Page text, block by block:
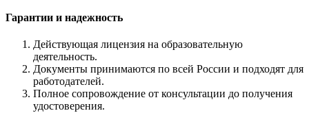
Гарантии и надежность
Действующая лицензия на образовательную
деятельность.
Документы принимаются по всей России и подходят для
работодателей.
Полное сопровождение от консультации до получения
удостоверения.